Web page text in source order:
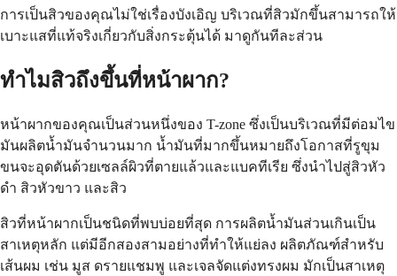
การเป็นสิวของคุณไม่ใช่เรื่องบังเอิญ บริเวณที่สิวมักขึ้นสามารถให้
เบาะแสที่แท้จริงเกี่ยวกับสิ่งกระตุ้นได้ มาดูกันทีละส่วน
ทำไมสิวถึงขึ้นที่หน้าผาก?
หน้าผากของคุณเป็นส่วนหนึ่งของ T-zone ซึ่งเป็นบริเวณที่มีต่อมไข
มันผลิตน้ำมันจำนวนมาก น้ำมันที่มากขึ้นหมายถึงโอกาสที่รูขุม
ขนจะอุดตันด้วยเซลล์ผิวที่ตายแล้วและแบคทีเรีย ซึ่งนำไปสู่สิวหัว
ดำ สิวหัวขาว และสิว
สิวที่หน้าผากเป็นชนิดที่พบบ่อยที่สุด การผลิตน้ำมันส่วนเกินเป็น
สาเหตุหลัก แต่มีอีกสองสามอย่างที่ทำให้แย่ลง ผลิตภัณฑ์สำหรับ
เส้นผม เช่น มูส ดรายแชมพู และเจลจัดแต่งทรงผม มักเป็นสาเหตุ